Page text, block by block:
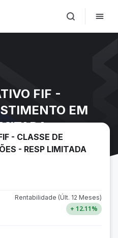
FIF -
EM
-
40
- CLASSE DE
- RESP LIMITADA
Rentabilidade (Últ. 12 Meses)
+ 12.11%